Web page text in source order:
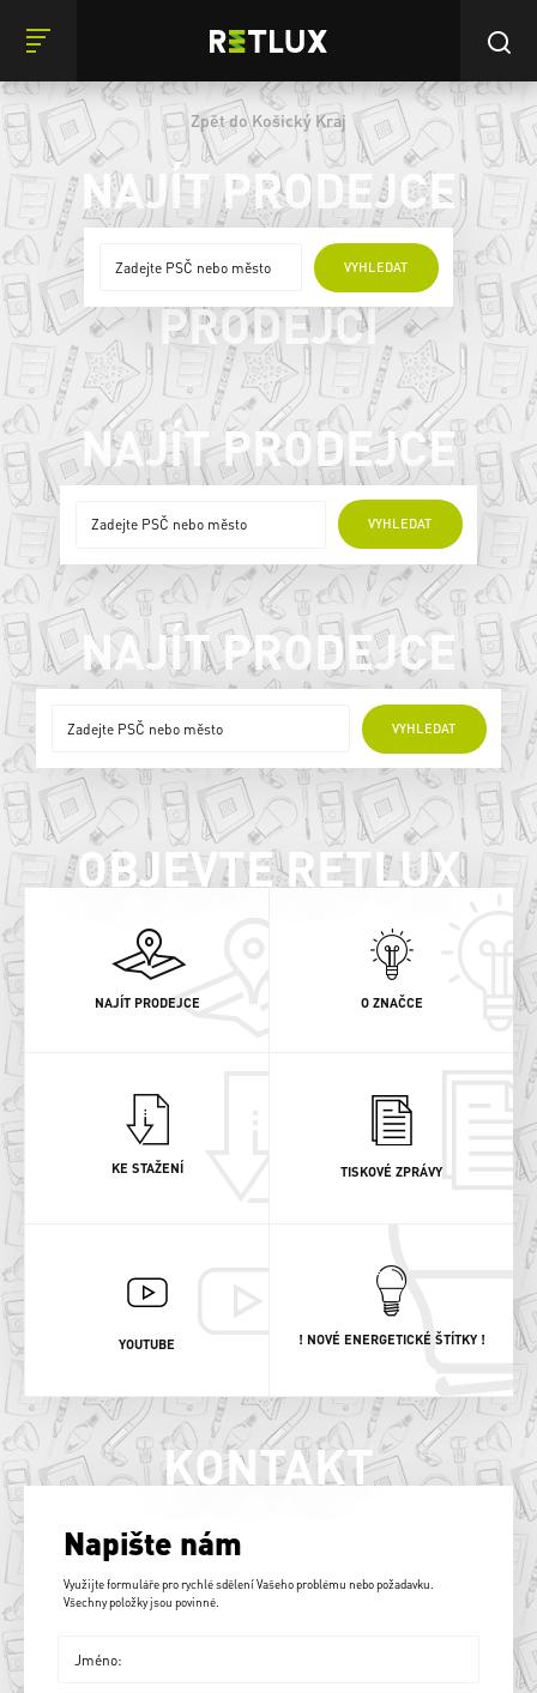
Zpět do Košický Kraj
NAJÍT PRODEJCE
VYHLEDAT
ONLINE
PRODEJCI
NAJÍT PRODEJCE
VYHLEDAT
ONLINE PRODEJCI
NAJÍT PRODEJCE
VYHLEDAT
ONLINE PRODEJCI
OBJEVTE RETLUX
NAJÍT PRODEJCE O ZNAČCE
KE STAŽENÍ TISKOVÉ ZPRÁVY
YOUTUBE ! NOVÉ ENERGETICKÉ ŠTÍTKY !
KONTAKT
Napište nám
Využijte formuláře pro rychlé sdělení Vašeho problému nebo požadavku.
Všechny položky jsou povinné.